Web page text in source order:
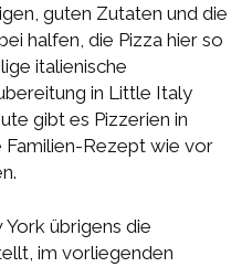
guten Zutaten und die
halfen, die Pizza hier so
italienische
in Little Italy
gibt es Pizzerien in
Familien-Rezept wie vor
übrigens die
im vorliegenden